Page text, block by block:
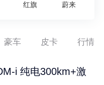
红旗 蔚来
豪车 皮卡 行情
i 纯电300km+激